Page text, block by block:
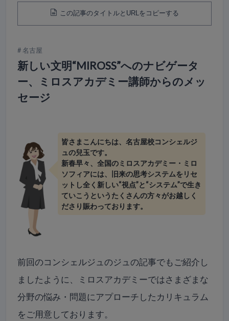
この記事のタイトルとURLをコピーする
名古屋
新しい文明“MIROSS”へのナビゲータ
ー、ミロスアカデミー講師からのメッ
セージ
皆さまこんにちは、名古屋校コンシェルジ
ュの兒玉です。
新春早々、全国のミロスアカデミー・ミロ
ソフィアには、旧来の思考システムをリセ
ットし全く新しい“視点”と“システム”で生き
ていこうというたくさんの方々がお越しく
ださり賑わっております。
前回のコンシェルジュのジュの記事でもご紹介し
ましたように、ミロスアカデミーではさまざまな
分野の悩み・問題にアプローチしたカリキュラム
をご用意しております。